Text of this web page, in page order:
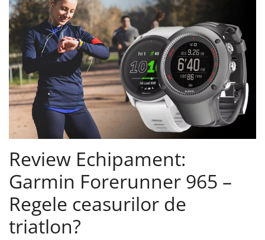
Blog
Autentificare
Înregistrare
Review Echipament:
Garmin Forerunner 965 –
Regele ceasurilor de
triatlon?